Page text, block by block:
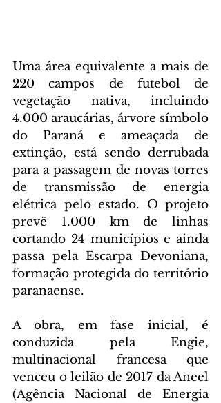
Uma área equivalente a mais de
220 campos de futebol de
vegetação nativa, incluindo
4.000 araucárias, árvore símbolo
do Paraná e ameaçada de
extinção, está sendo derrubada
para a passagem de novas torres
de transmissão de energia
elétrica pelo estado. O projeto
prevê 1.000 km de linhas
cortando 24 municípios e ainda
passa pela Escarpa Devoniana,
formação protegida do território
paranaense.
A obra, em fase inicial, é
conduzida pela Engie,
multinacional francesa que
venceu o leilão de 2017 da Aneel
(Agência Nacional de Energia